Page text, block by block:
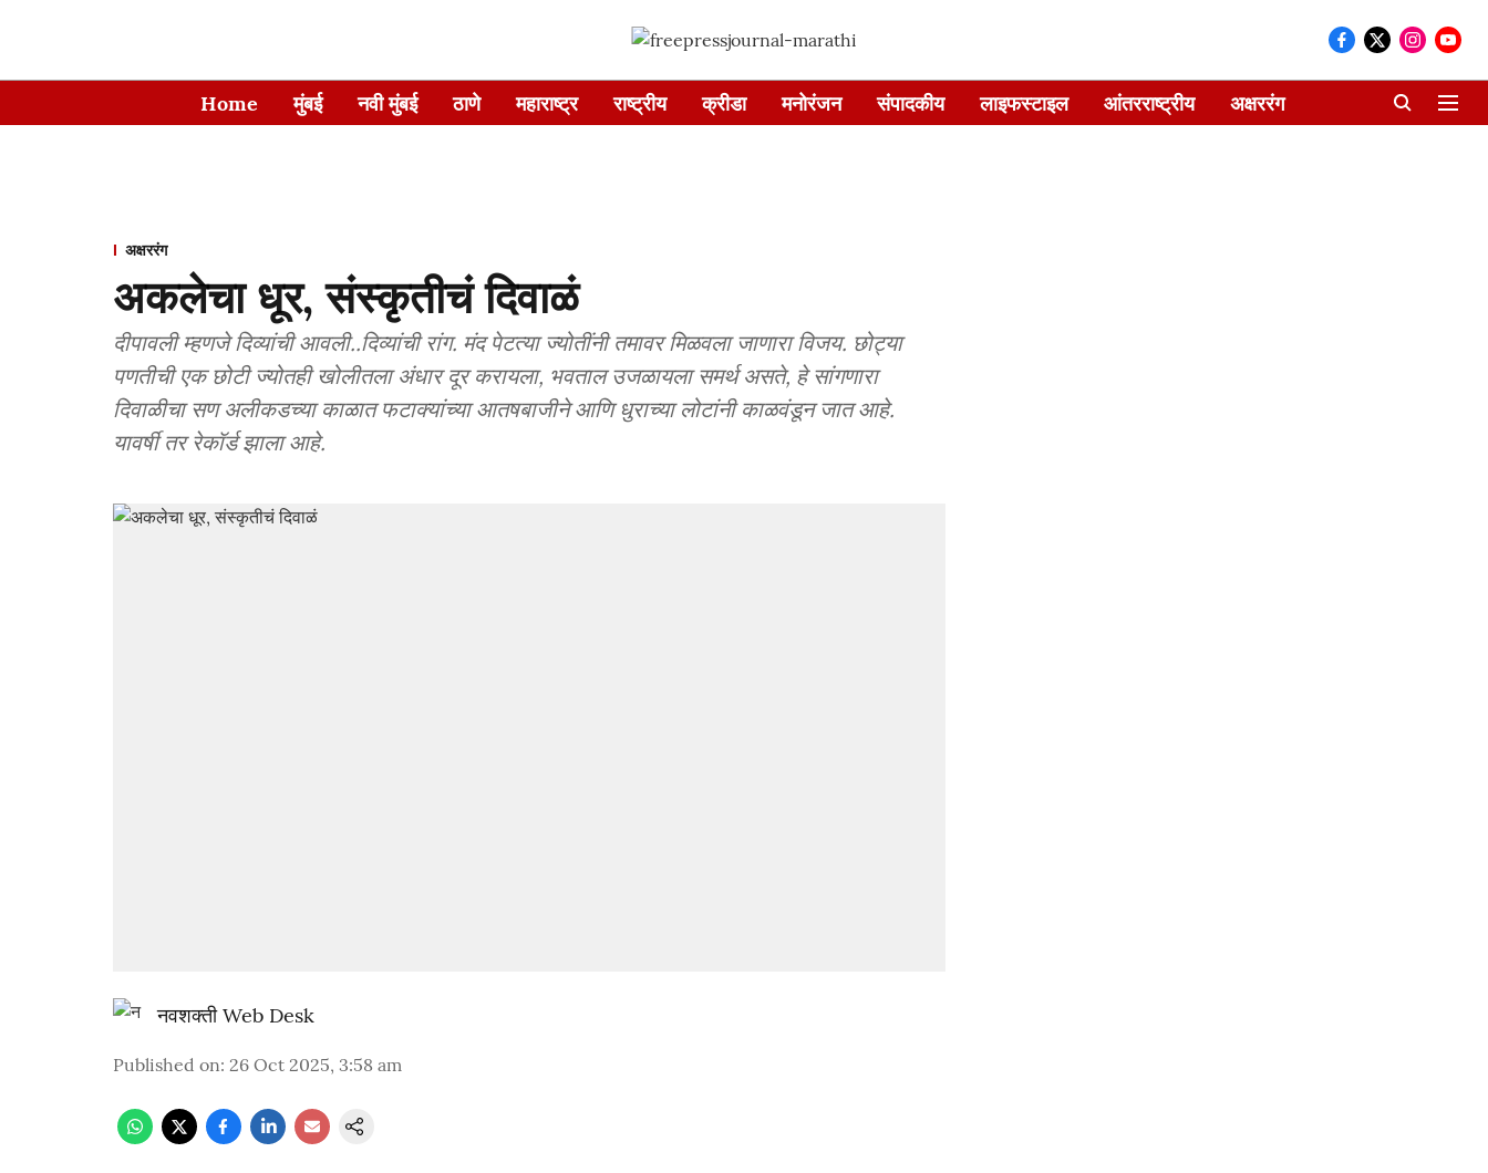
Home मुंबई नवी मुंबई ठाणे महाराष्ट्र राष्ट्रीय क्रीडा मनोरंजन संपादकीय लाइफस्टाइल आंतरराष्ट्रीय अक्षररंग
अक्षररंग
अकलेचा धूर, संस्कृतीचं दिवाळं
दीपावली म्हणजे दिव्यांची आवली..दिव्यांची रांग. मंद पेटत्या ज्योतींनी तमावर मिळवला जाणारा विजय. छोट्या
पणतीची एक छोटी ज्योतही खोलीतला अंधार दूर करायला, भवताल उजळायला समर्थ असते, हे सांगणारा
दिवाळीचा सण अलीकडच्या काळात फटाक्यांच्या आतषबाजीने आणि धुराच्या लोटांनी काळवंडून जात आहे.
यावर्षी तर रेकॉर्ड झाला आहे.
नवशक्ती Web Desk
Published on: 26 Oct 2025, 3:58 am